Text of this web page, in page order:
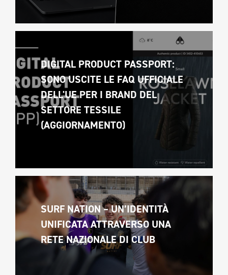
DIGITAL PRODUCT PASSPORT:
SONO USCITE LE FAQ UFFICIALE
DELL'UE PER I BRAND DEL
SETTORE TESSILE
(AGGIORNAMENTO)
SURF NATION – UN’IDENTITÀ
UNIFICATA ATTRAVERSO UNA
RETE NAZIONALE DI CLUB